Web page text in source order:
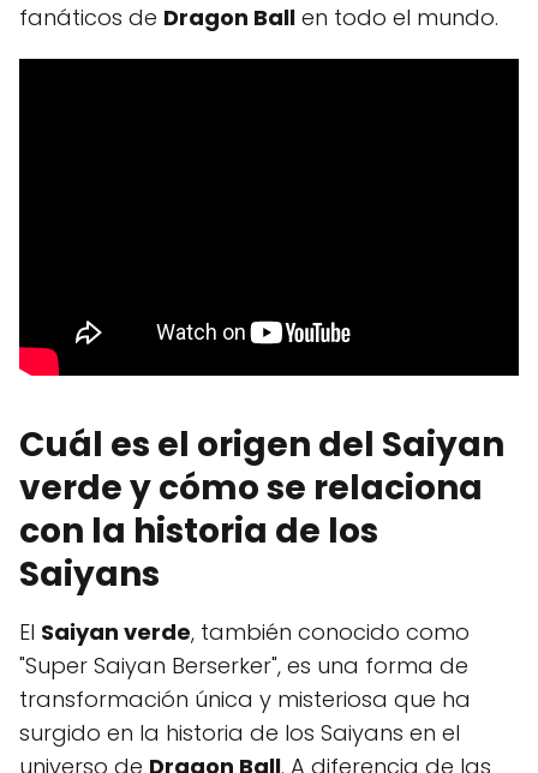
fanáticos de Dragon Ball en todo el mundo.
Cuál es el origen del Saiyan
verde y cómo se relaciona
con la historia de los
Saiyans
El Saiyan verde, también conocido como
"Super Saiyan Berserker", es una forma de
transformación única y misteriosa que ha
surgido en la historia de los Saiyans en el
universo de Dragon Ball. A diferencia de las